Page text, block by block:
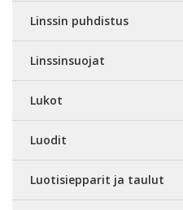
Linssin puhdistus
Linssinsuojat
Lukot
Luodit
Luotisiepparit ja taulut